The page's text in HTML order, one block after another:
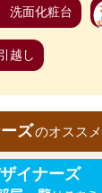
洗面化粧台
越し
ズのオスス
イナーズ